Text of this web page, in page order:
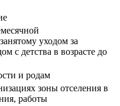
уходом за
с детства в возрасте до
и родам
зоны отселения в
работы